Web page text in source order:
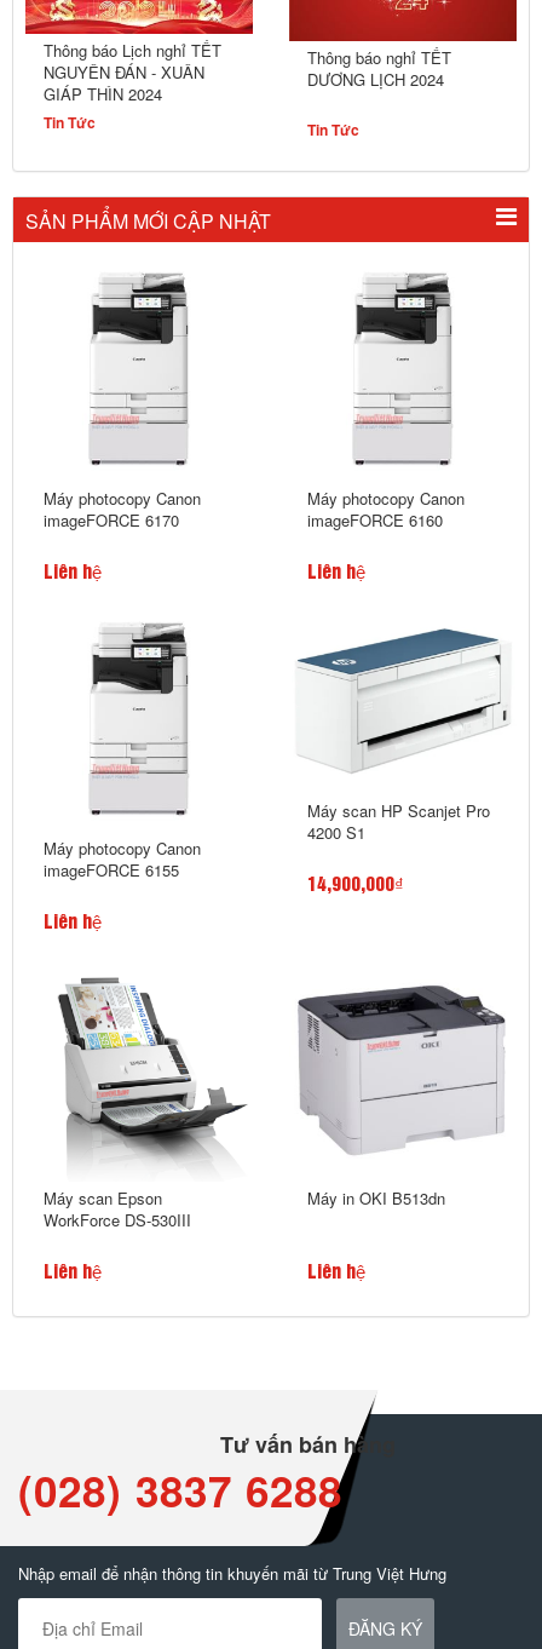
Thông báo Lịch nghỉ TẾT
NGUYÊN ĐÁN - XUÂN
GIÁP THÌN 2024
Tin Tức
Thông báo nghỉ TẾT
DƯƠNG LỊCH 2024
Tin Tức
SẢN PHẨM MỚI CẬP NHẬT
Máy photocopy Canon
imageFORCE 6170
Liên hệ
Máy photocopy Canon
imageFORCE 6160
Liên hệ
Máy photocopy Canon
imageFORCE 6155
Liên hệ
Máy scan HP Scanjet Pro
4200 S1
14,900,000₫
Máy scan Epson
WorkForce DS-530III
Liên hệ
Máy in OKI B513dn
Liên hệ
Tư vấn bán hàng
(028) 3837 6288
Nhập email để nhận thông tin khuyến mãi từ Trung Việt Hưng
ĐĂNG KÝ